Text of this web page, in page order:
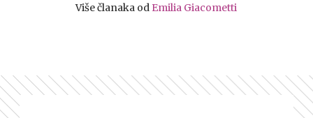
Više članaka od Emilia Giacometti